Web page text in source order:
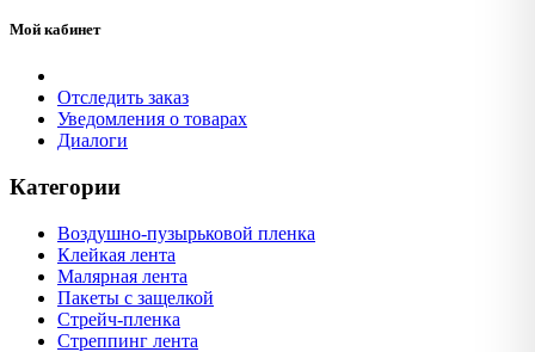
Мой кабинет
Отследить заказ
Уведомления о товарах
Диалоги
Категории
Воздушно-пузырьковой пленка
Клейкая лента
Малярная лента
Пакеты с защелкой
Стрейч-пленка
Стреппинг лента